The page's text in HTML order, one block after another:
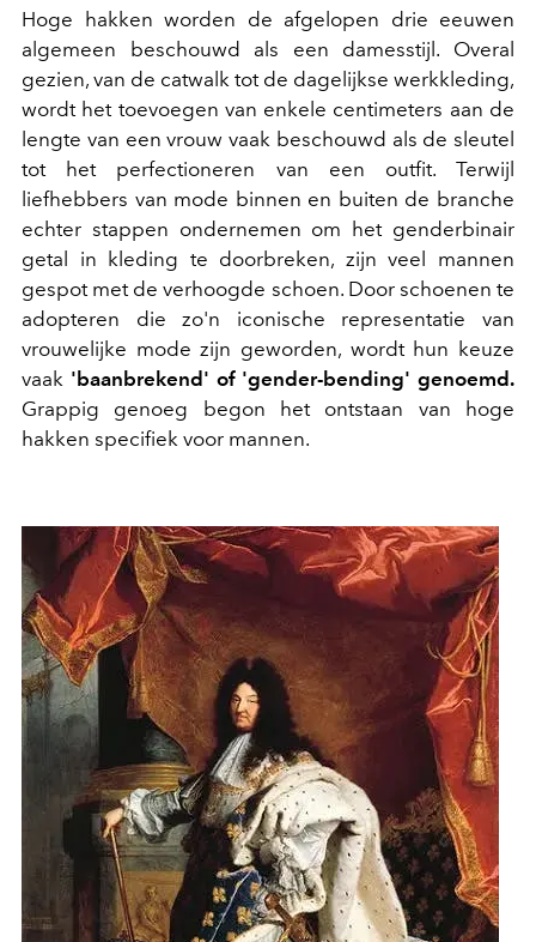
Hoge hakken worden de afgelopen drie eeuwen
algemeen beschouwd als een damesstijl. Overal
gezien, van de catwalk tot de dagelijkse werkkleding,
wordt het toevoegen van enkele centimeters aan de
lengte van een vrouw vaak beschouwd als de sleutel
tot het perfectioneren van een outfit. Terwijl
liefhebbers van mode binnen en buiten de branche
echter stappen ondernemen om het genderbinair
getal in kleding te doorbreken, zijn veel mannen
gespot met de verhoogde schoen. Door schoenen te
adopteren die zo'n iconische representatie van
vrouwelijke mode zijn geworden, wordt hun keuze
vaak 'baanbrekend' of 'gender-bending' genoemd.
Grappig genoeg begon het ontstaan van hoge
hakken specifiek voor mannen.